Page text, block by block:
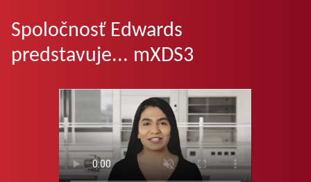
Spoločnosť Edwards
predstavuje... mXDS3